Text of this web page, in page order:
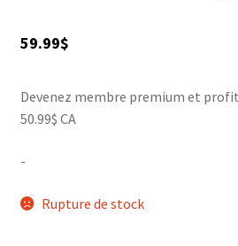
59.99$
Devenez membre premium et
50.99$ CA
-
Rupture de stock